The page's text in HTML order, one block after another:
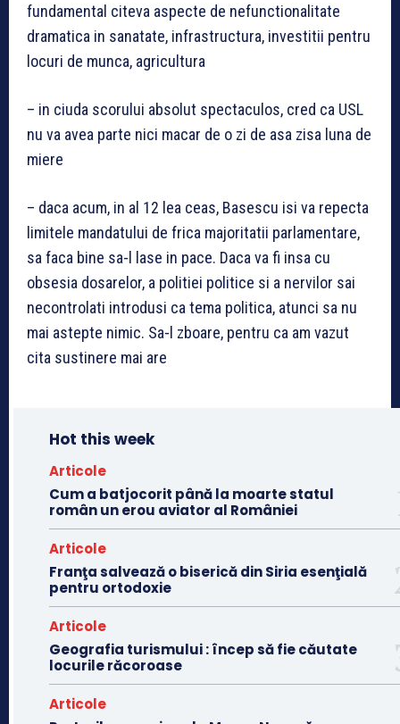
fundamental citeva aspecte de nefunctionalitate
dramatica in sanatate, infrastructura, investitii pentru
locuri de munca, agricultura
– in ciuda scorului absolut spectaculos, cred ca USL
nu va avea parte nici macar de o zi de asa zisa luna de
miere
– daca acum, in al 12 lea ceas, Basescu isi va repecta
limitele mandatului de frica majoritatii parlamentare,
sa faca bine sa-l lase in pace. Daca va fi insa cu
obsesia dosarelor, a politiei politice si a nervilor sai
necontrolati introdusi ca tema politica, atunci sa nu
mai astepte nimic. Sa-l zboare, pentru ca am vazut
cita sustinere mai are
Hot this week
Articole
Cum a batjocorit până la moarte statul
român un erou aviator al României
Articole
Franţa salvează o biserică din Siria esenţială
pentru ortodoxie
Articole
Geografia turismului : încep să fie căutate
locurile răcoroase
Articole